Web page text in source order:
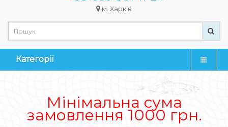
м. Харків
Категорії
Мінімальна сума
замовлення 1000 грн.